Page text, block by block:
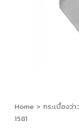
Home > กระเบื้องว่า
1581